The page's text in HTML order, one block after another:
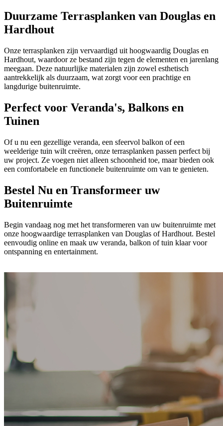
Duurzame Terrasplanken van Douglas en
Hardhout
Onze terrasplanken zijn vervaardigd uit hoogwaardig Douglas en
Hardhout, waardoor ze bestand zijn tegen de elementen en jarenlang
meegaan. Deze natuurlijke materialen zijn zowel esthetisch
aantrekkelijk als duurzaam, wat zorgt voor een prachtige en
langdurige buitenruimte.
Perfect voor Veranda's, Balkons en
Tuinen
Of u nu een gezellige veranda, een sfeervol balkon of een
weelderige tuin wilt creëren, onze terrasplanken passen perfect bij
uw project. Ze voegen niet alleen schoonheid toe, maar bieden ook
een comfortabele en functionele buitenruimte om van te genieten.
Bestel Nu en Transformeer uw
Buitenruimte
Begin vandaag nog met het transformeren van uw buitenruimte met
onze hoogwaardige terrasplanken van Douglas of Hardhout. Bestel
eenvoudig online en maak uw veranda, balkon of tuin klaar voor
ontspanning en entertainment.